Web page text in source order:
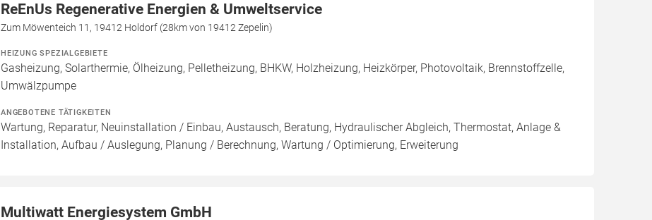
ReEnUs Regenerative Energien & Umweltservice
Zum Möwenteich 11, 19412 Holdorf (28km von 19412 Zepelin)
HEIZUNG SPEZIALGEBIETE
Gasheizung, Solarthermie, Ölheizung, Pelletheizung, BHKW, Holzheizung, Heizkörper, Photovoltaik, Brennstoffzelle,
Umwälzpumpe
ANGEBOTENE TÄTIGKEITEN
Wartung, Reparatur, Neuinstallation / Einbau, Austausch, Beratung, Hydraulischer Abgleich, Thermostat, Anlage &
Installation, Aufbau / Auslegung, Planung / Berechnung, Wartung / Optimierung, Erweiterung
Multiwatt Energiesystem GmbH